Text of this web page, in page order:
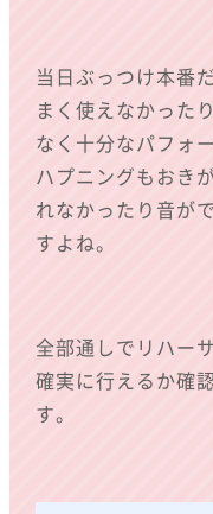
当日ぶっつけ本番
まく使えなかった
なく十分なパフォ
ハプニングもおき
れなかったり音が
すよね。
全部通しでリハー
確実に行えるか確
す。